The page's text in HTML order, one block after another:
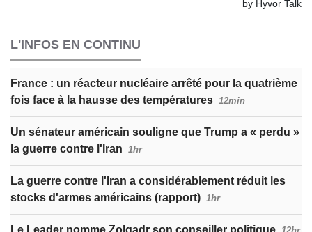
L'INFOS EN CONTINU
France : un réacteur nucléaire arrêté pour la quatrième
fois face à la hausse des températures 12min
Un sénateur américain souligne que Trump a « perdu »
la guerre contre l'Iran 1hr
La guerre contre l'Iran a considérablement réduit les
stocks d'armes américains (rapport) 1hr
Le Leader nomme Zolqadr son conseiller politique